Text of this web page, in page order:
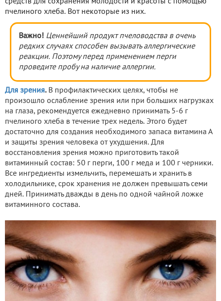
пчелиного хлеба. Вот некоторые из них.
Важно! Ценнейший продукт пчеловодства в очень
редких случаях способен вызывать аллергические
реакции. Поэтому перед применением перги
проведите пробу на наличие аллергии.
Для зрения.В профилактических целях, чтобы не
произошло ослабление зрения или при больших нагрузках
на глаза, рекомендуется ежедневно принимать 5-6 г
пчелиного хлеба в течение трех недель. Этого будет
достаточно для создания необходимого запаса витамина А
и защиты зрения человека от ухудшения. Для
восстановления зрения можно приготовить такой
витаминный состав: 50 г перги, 100 г меда и 100 г черники.
Все ингредиенты измельчить, перемешать и хранить в
холодильнике, срок хранения не должен превышать семи
дней. Принимать дважды в день по одной чайной ложке
витаминного состава.